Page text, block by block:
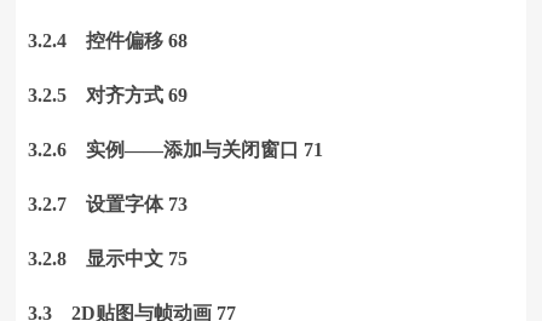
3.2.4 控件偏移 68
3.2.5 对齐方式 69
3.2.6 实例——添加与关闭窗口 71
3.2.7 设置字体 73
3.2.8 显示中文 75
3.3 2D贴图与帧动画 77